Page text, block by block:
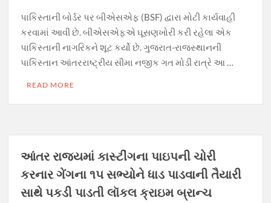
પાકિસ્તાની બોર્ડર પર બીએસએફ (BSF) દ્વારા મોટી કાર્યવાહી
કરવામાં આવી છે. બીએસએફએ ઘૂસણખોરી કરી રહેલા એક
પાકિસ્તાની નાગરિકને શૂટ કર્યો છે. ગુજરાત-રાજસ્થાનની
પાકિસ્તાન આંતરરાષ્ટ્રીય સીમા નજીક ગત મોડી રાત્રે આ …
READ MORE
આંતર રાજયમાં કાસ્ટીંગના પાઇપની ચોરી
કરનાર ગેંગના ૧૫ સભ્યોને ધાડ પાડવાની તૈયારી
સાથે પકડી પાડતી લૉકલ ક્રાઇમ બ્રાન્ચ